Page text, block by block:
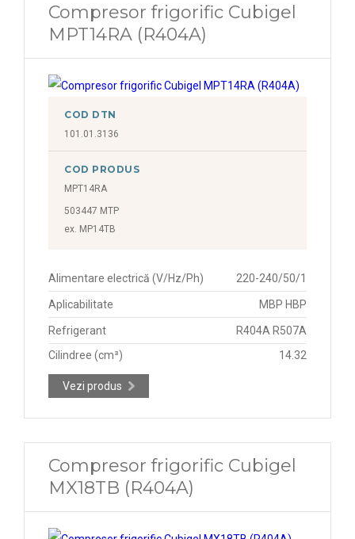
Compresor frigorific Cubigel
MPT14RA (R404A)
COD DTN
101.01.3136
COD PRODUS
MPT14RA
503447 MTP
ex. MP14TB
Alimentare electrică (V/Hz/Ph) 220-240/50/1
Aplicabilitate MBP HBP
Refrigerant
R404A R507A
Cilindree (cm³)
14.32
Vezi produs
Compresor frigorific Cubigel
MX18TB (R404A)